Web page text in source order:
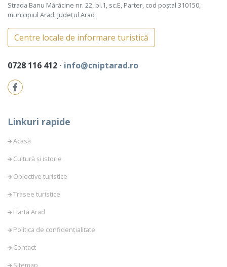
Strada Banu Mărăcine nr. 22, bl.1, sc.E, Parter, cod poștal 310150,
municipiul Arad, județul Arad
Centre locale de informare turistică
0728 116 412 ⋅ info@cniptarad.ro
Linkuri rapide
Acasă
Cultură și istorie
Obiective turistice
Trasee turistice
Hartă Arad
Politica de confidențialitate
Contact
Sitemap